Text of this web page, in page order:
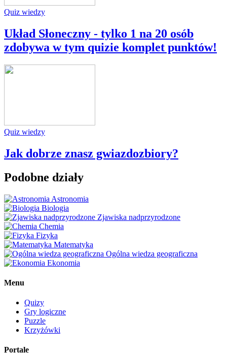
Quiz wiedzy
Układ Słoneczny - tylko 1 na 20 osób
zdobywa w tym quizie komplet punktów!
Quiz wiedzy
Jak dobrze znasz gwiazdozbiory?
Podobne działy
Astronomia
Biologia
Zjawiska nadprzyrodzone
Chemia
Fizyka
Matematyka
Ogólna wiedza geograficzna
Ekonomia
Menu
Quizy
Gry logiczne
Puzzle
Krzyżówki
Portale